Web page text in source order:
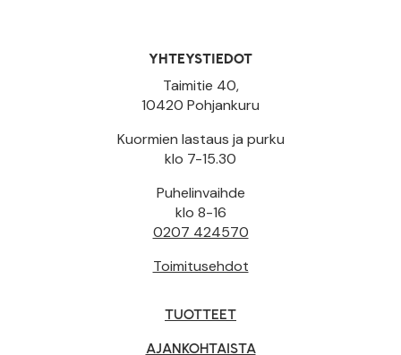
YHTEYSTIEDOT
Taimitie 40,
10420 Pohjankuru
Kuormien lastaus ja purku
klo 7-15.30
Puhelinvaihde
klo 8-16
0207 424570
Toimitusehdot
TUOTTEET
AJANKOHTAISTA